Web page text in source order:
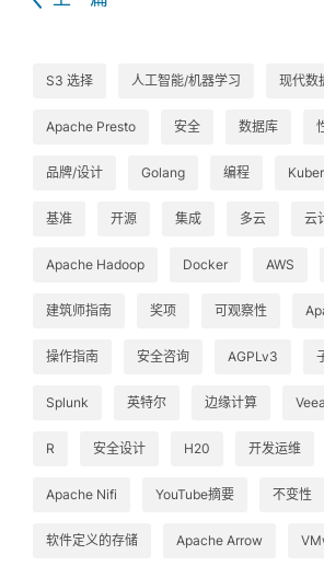
S3 选择 人工智能/机器学习 现代数
Apache Presto 安全 数据库
品牌/设计 Golang 编程
基准 开源 集成 多云 云
Apache Hadoop Docker AWS
建筑师指南 奖项 可观察性
操作指南 安全咨询 AGPLv3
Splunk 英特尔 边缘计算
R 安全设计 H20 开发运维
Apache Nifi YouTube摘要 不变性
软件定义的存储 Apache Arrow